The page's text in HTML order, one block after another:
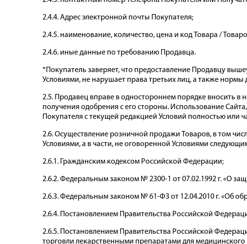
2.4.4. Адрес электронной почты Покупателя;
2.4.5. наименование, количество, цена и код Товара /
2.4.6. иные данные по требованию Продавца.
*Покупатель заверяет, что предоставление Продавцу
Условиями, не нарушает права третьих лиц, а также нормы
2.5. Продавец вправе в одностороннем порядке вносить
получения одобрения с его стороны. Использование
Покупателя с текущей редакцией Условий полностью или
2.6. Осуществление розничной продажи Товаров, в том
Условиями, а в части, не оговоренной Условиями
2.6.1. Гражданским кодексом Российской Федерации;
2.6.2. Федеральным законом № 2300-1 от 07.02.1992 г. «О
2.6.3. Федеральным законом № 61-ФЗ от 12.04.2010 г. «Об
2.6.4. Постановлением Правительства Российской
2.6.5. Постановлением Правительства Российской
торговли лекарственными препаратами для